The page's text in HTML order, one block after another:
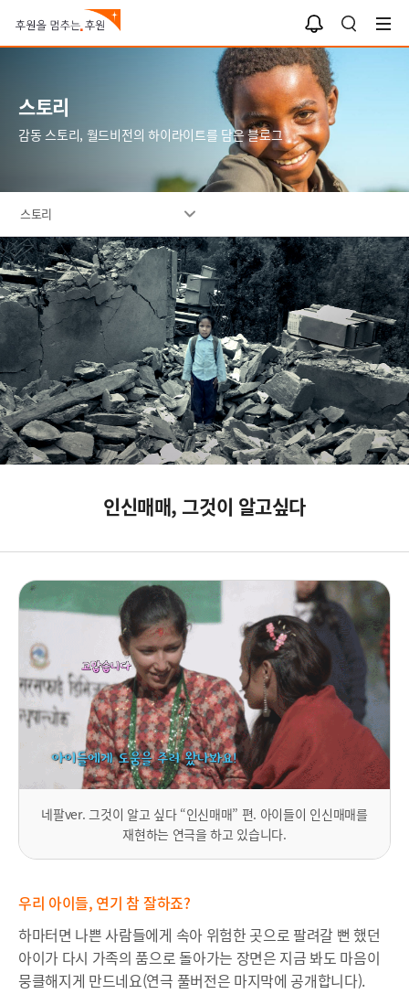
검
색
알
림
함
스토리
감동 스토리, 월드비전의 하이라이트를 담은 블로그
스토리
이
미
지
설
명
인신매매, 그것이 알고싶다
네팔ver. 그것이 알고 싶다 “인신매매” 편. 아이들이 인신매매를
재현하는 연극을 하고 있습니다.
우리 아이들, 연기 참 잘하죠?
하마터면 나쁜 사람들에게 속아 위험한 곳으로 팔려갈 뻔 했던
아이가 다시 가족의 품으로 돌아가는 장면은 지금 봐도 마음이
뭉클해지게 만드네요(연극 풀버전은 마지막에 공개합니다).